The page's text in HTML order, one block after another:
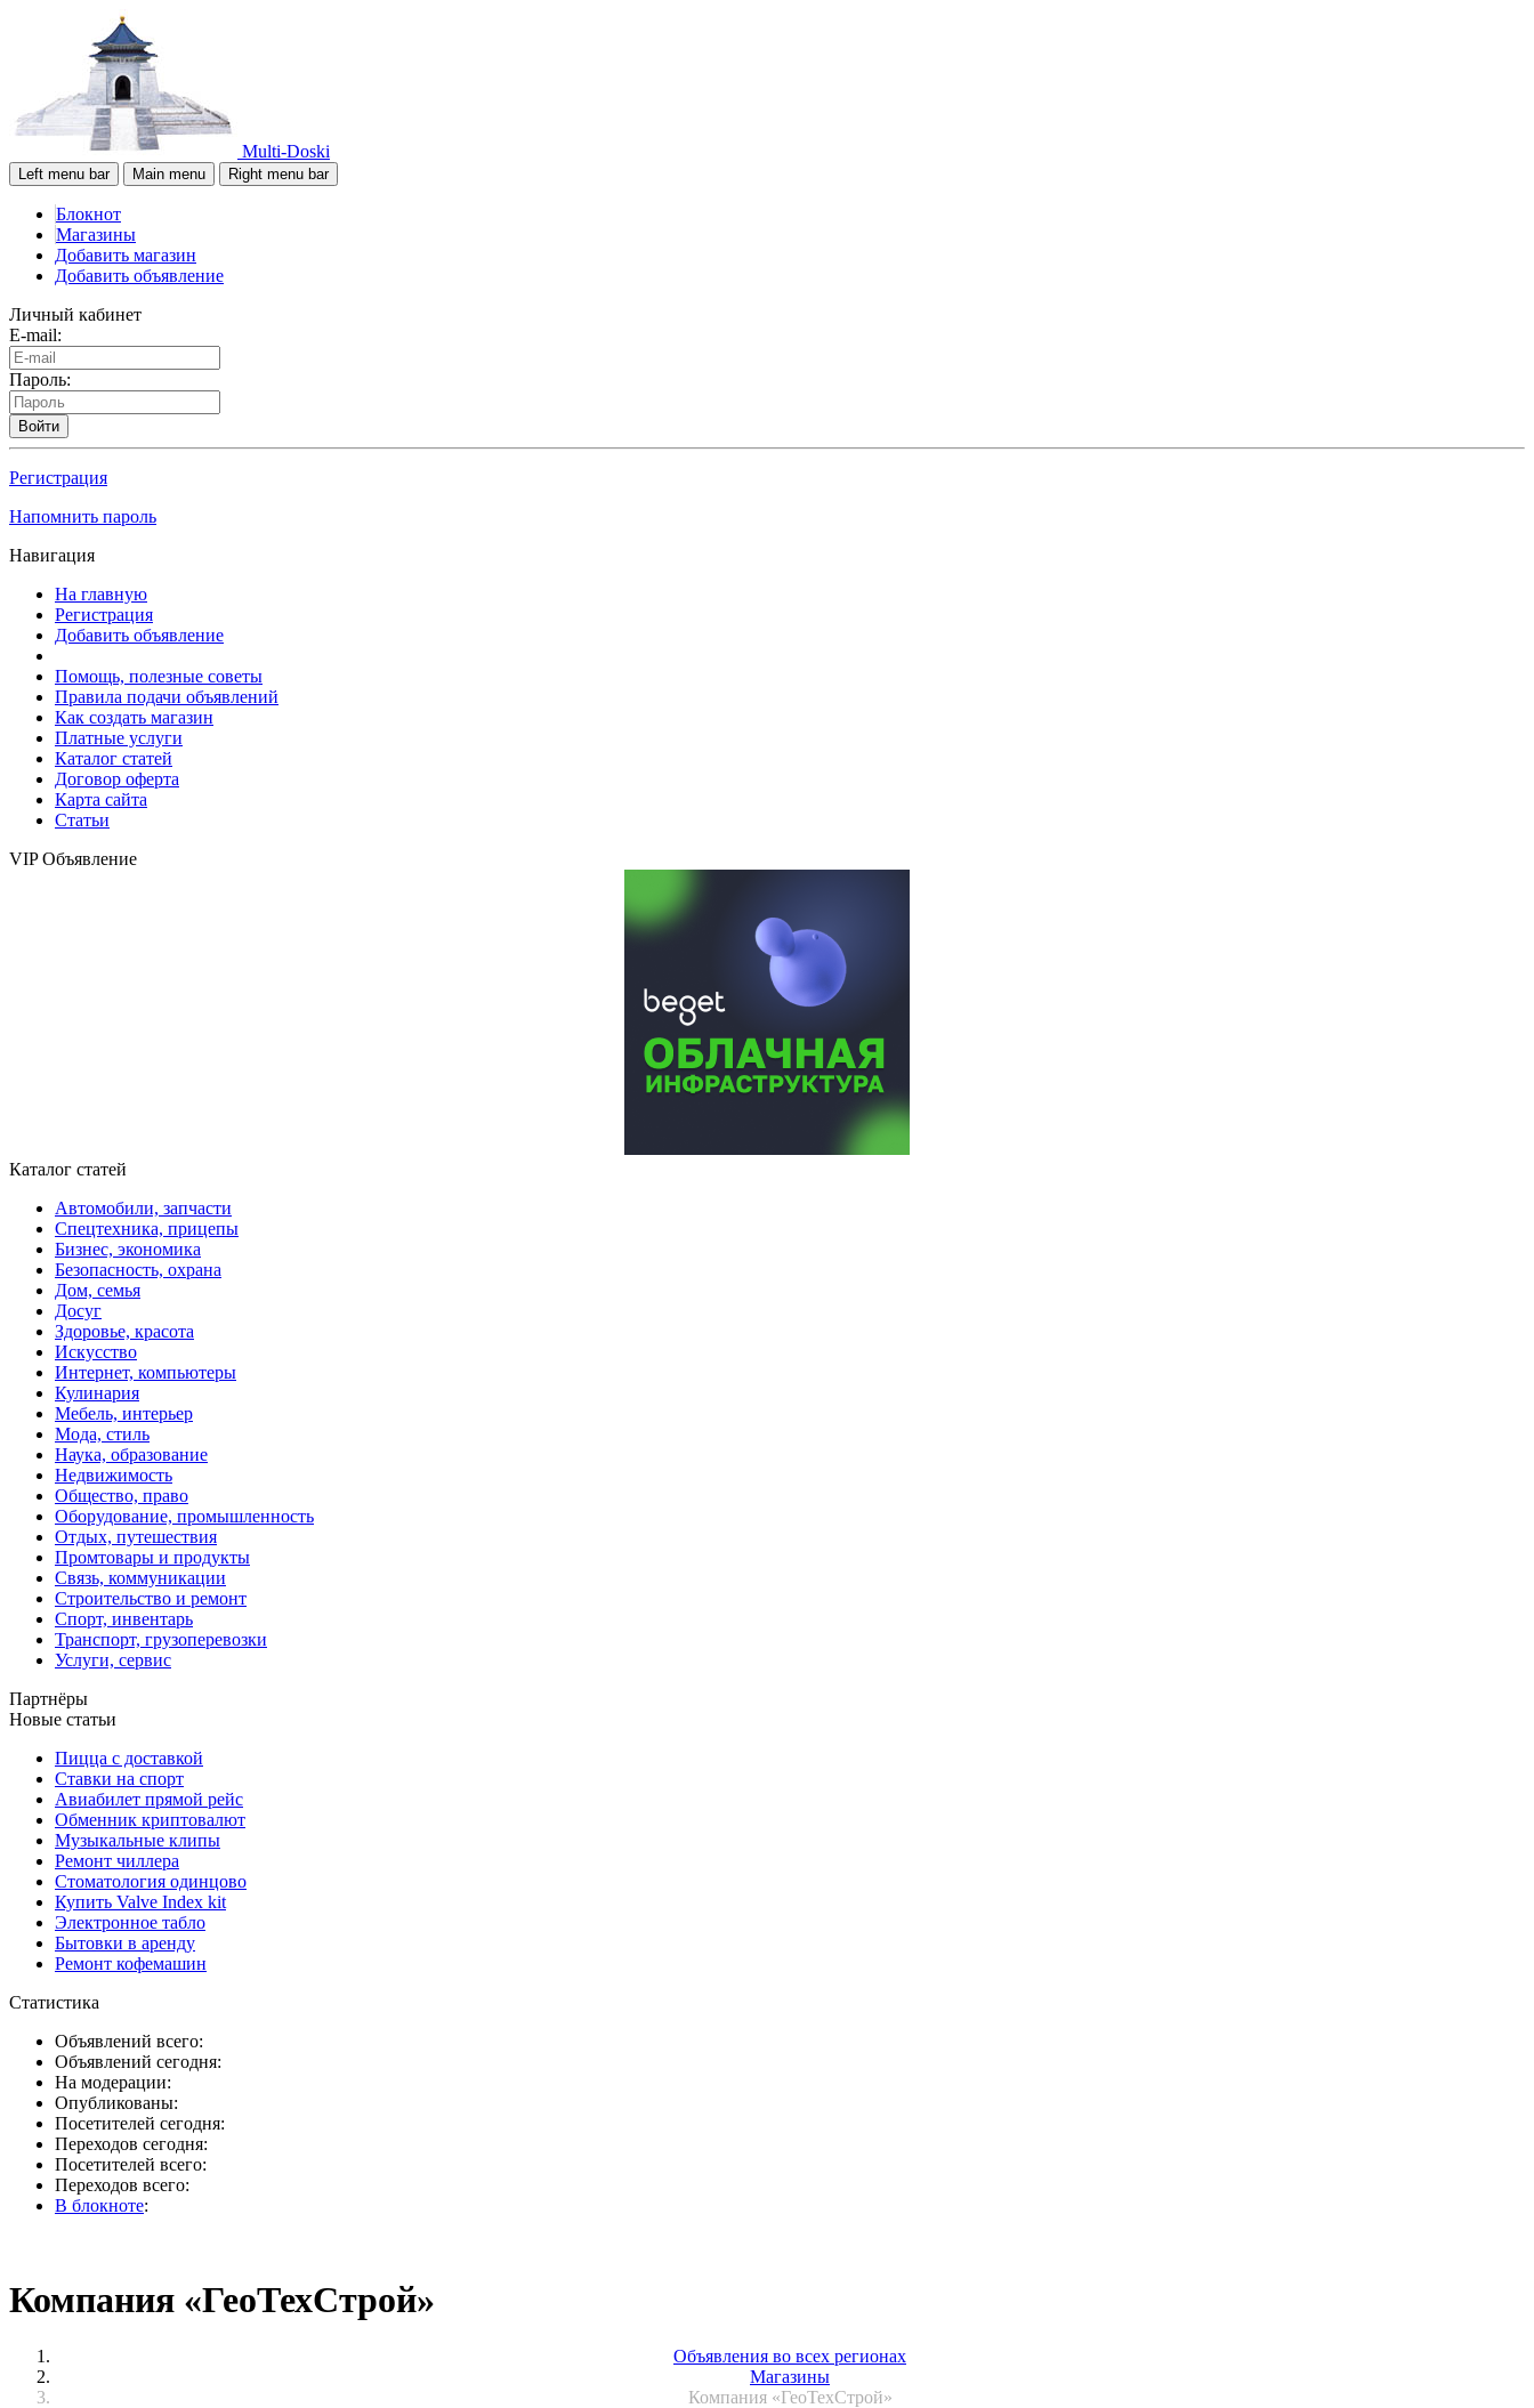
Multi-Doski
Left menu bar Main menu Right menu bar
Блокнот
Магазины
Добавить магазин
Добавить объявление
Личный кабинет
E-mail:
Пароль:
Войти
Регистрация
Напомнить пароль
Навигация
На главную
Регистрация
Добавить объявление
Помощь, полезные советы
Правила подачи объявлений
Как создать магазин
Платные услуги
Каталог статей
Договор оферта
Карта сайта
Статьи
VIP Объявление
Каталог статей
Автомобили, запчасти
Спецтехника, прицепы
Бизнес, экономика
Безопасность, охрана
Дом, семья
Досуг
Здоровье, красота
Искусство
Интернет, компьютеры
Кулинария
Мебель, интерьер
Мода, стиль
Наука, образование
Недвижимость
Общество, право
Оборудование, промышленность
Отдых, путешествия
Промтовары и продукты
Связь, коммуникации
Строительство и ремонт
Спорт, инвентарь
Транспорт, грузоперевозки
Услуги, сервис
Партнёры
Новые статьи
Пицца с доставкой
Ставки на спорт
Авиабилет прямой рейс
Обменник криптовалют
Музыкальные клипы
Ремонт чиллера
Стоматология одинцово
Купить Valve Index kit
Электронное табло
Бытовки в аренду
Ремонт кофемашин
Статистика
Объявлений всего:
Объявлений сегодня:
На модерации:
Опубликованы:
Посетителей сегодня:
Переходов сегодня:
Посетителей всего:
Переходов всего:
В блокноте:
Компания «ГеоТехСтрой»
Объявления во всех регионах
Магазины
Компания «ГеоТехСтрой»